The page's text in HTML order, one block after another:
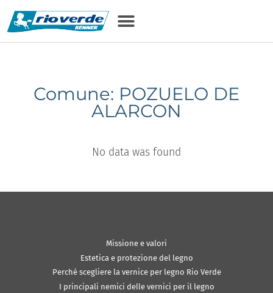
Comune: POZUELO DE
ALARCON
No data was found
Missione e valori
Estetica e protezione del legno
Perché scegliere la vernice per legno Rio Verde
I principali nemici delle vernici per il legno